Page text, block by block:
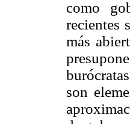
como
recientes
más
son